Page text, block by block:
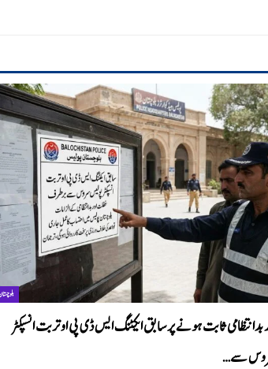
ثابت ہونے پر سابق ایکٹنگ ایس ڈی پی او تربت انسپکٹر
سے…